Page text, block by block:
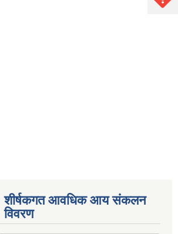
शीर्षकगत आवधिक आय संकलन
विवरण